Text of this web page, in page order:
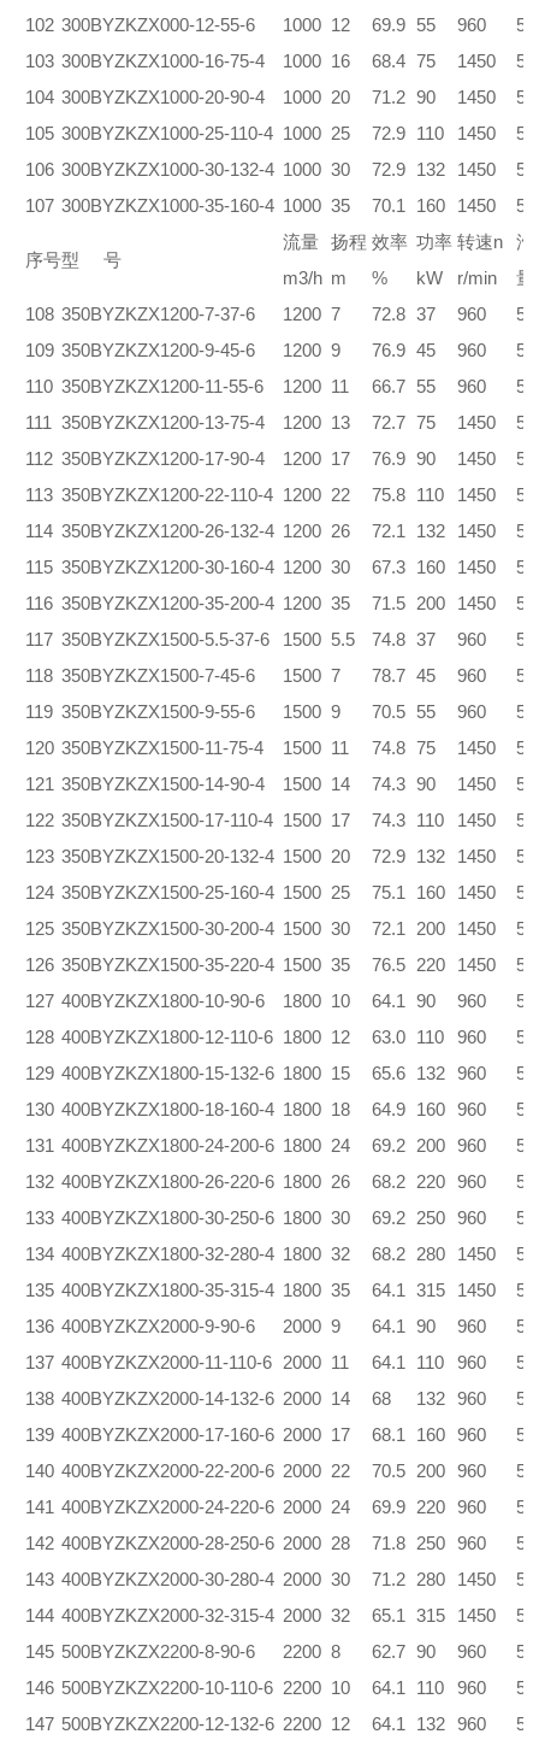
102 300BYZKZX000-12-55-6 1000 12 69.9 55 960
5.0
103 300BYZKZX1000-16-75-4 1000 16 68.4 75 1450
5.0
104 300BYZKZX1000-20-90-4 1000 20 71.2 90 1450
5.0
105 300BYZKZX1000-25-110-4 1000 25 72.9 110 1450
5.0
106 300BYZKZX1000-30-132-4 1000 30 72.9 132 1450
5.0
107 300BYZKZX1000-35-160-4 1000 35 70.1 160 1450 5.0
序号型 号
流量
m3/h
扬程
m
效率
%
功率
kW
转速n
r/min
汽
量
108 350BYZKZX1200-7-37-6 1200 7 72.8 37 960
5.0
109 350BYZKZX1200-9-45-6 1200 9 76.9 45 960
5.0
110 350BYZKZX1200-11-55-6 1200 11 66.7 55 960
5.0
111 350BYZKZX1200-13-75-4 1200 13 72.7 75 1450
5.0
112 350BYZKZX1200-17-90-4 1200 17 76.9 90 1450
5.0
113 350BYZKZX1200-22-110-4 1200 22 75.8 110 1450
5.0
114 350BYZKZX1200-26-132-4 1200 26 72.1 132 1450
5.0
115 350BYZKZX1200-30-160-4 1200 30 67.3 160 1450
5.0
116 350BYZKZX1200-35-200-4 1200 35 71.5 200 1450
5.0
117 350BYZKZX1500-5.5-37-6 1500 5.5 74.8 37 960
5.0
118 350BYZKZX1500-7-45-6 1500 7 78.7 45 960
5.0
119 350BYZKZX1500-9-55-6 1500 9 70.5 55 960
5.0
120 350BYZKZX1500-11-75-4 1500 11 74.8 75 1450
5.0
121 350BYZKZX1500-14-90-4 1500 14 74.3 90 1450
5.0
122 350BYZKZX1500-17-110-4 1500 17 74.3 110 1450
5.0
123 350BYZKZX1500-20-132-4 1500 20 72.9 132 1450
5.0
124 350BYZKZX1500-25-160-4 1500 25 75.1 160 1450
5.0
125 350BYZKZX1500-30-200-4 1500 30 72.1 200 1450
5.0
126 350BYZKZX1500-35-220-4 1500 35 76.5 220 1450
5.0
127 400BYZKZX1800-10-90-6 1800 10 64.1 90 960
5.0
128 400BYZKZX1800-12-110-6 1800 12 63.0 110 960
5.0
129 400BYZKZX1800-15-132-6 1800 15 65.6 132 960
5.0
130 400BYZKZX1800-18-160-4 1800 18 64.9 160 960
5.0
131 400BYZKZX1800-24-200-6 1800 24 69.2 200 960
5.0
132 400BYZKZX1800-26-220-6 1800 26 68.2 220 960
5.0
133 400BYZKZX1800-30-250-6 1800 30 69.2 250 960
5.0
134 400BYZKZX1800-32-280-4 1800 32 68.2 280 1450
5.0
135 400BYZKZX1800-35-315-4 1800 35 64.1 315 1450
5.0
136 400BYZKZX2000-9-90-6 2000 9 64.1 90 960
5.0
137 400BYZKZX2000-11-110-6 2000 11 64.1 110 960
5.0
138 400BYZKZX2000-14-132-6 2000 14 68 132 960
5.0
139 400BYZKZX2000-17-160-6 2000 17 68.1 160 960
5.0
140 400BYZKZX2000-22-200-6 2000 22 70.5 200 960
5.0
141 400BYZKZX2000-24-220-6 2000 24 69.9 220 960
5.0
142 400BYZKZX2000-28-250-6 2000 28 71.8 250 960
5.0
143 400BYZKZX2000-30-280-4 2000 30 71.2 280 1450
5.0
144 400BYZKZX2000-32-315-4 2000 32 65.1 315 1450
5.0
145 500BYZKZX2200-8-90-6 2200 8 62.7 90 960
5.0
146 500BYZKZX2200-10-110-6 2200 10 64.1 110 960
5.0
147 500BYZKZX2200-12-132-6 2200 12 64.1 132 960 5.0